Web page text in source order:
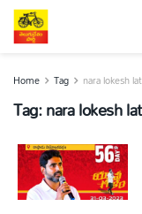
Home Tag nara lokesh
Tag:nara lokesh